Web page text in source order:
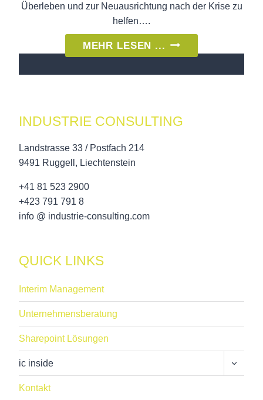
Überleben und zur Neuausrichtung nach der Krise zu
helfen….
MEHR LESEN ...
–
UNSER
GEMEINSAM
INDUSTRIE CONSULTING
Landstrasse 33 / Postfach 214
9491 Ruggell, Liechtenstein
+41 81 523 2900
+423 791 791 8
info @ industrie-consulting.com
QUICK LINKS
Interim Management
Unternehmensberatung
Sharepoint Lösungen
ic inside
Kontakt